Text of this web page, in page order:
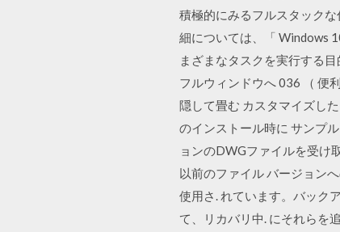
積極的にみるフルスタック
細については、「 Windows
まざまなタスクを実行する
フルウィンドウへ 036 （ 便
隠して畳む カスタマイズし
のインストール時に サンプ
ョンのDWGファイルを受け
以前のファイル バージョン
使用さ. れています。バック
て、リカバリ中. にそれらを